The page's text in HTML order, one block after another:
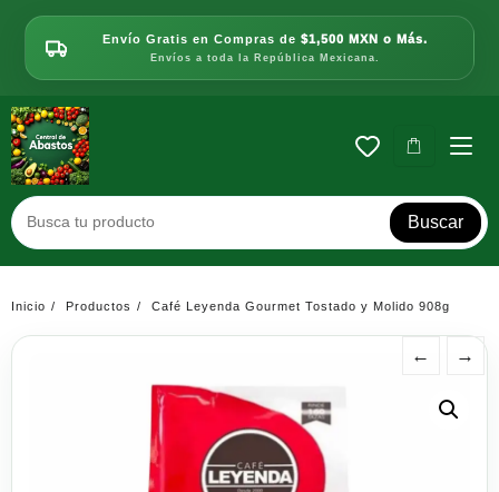
contenido
Envío Gratis en Compras de $1,500 MXN o Más.
Envíos a toda la República Mexicana.
Buscar
Inicio Productos Café Leyenda Gourmet Tostado y Molido 908g
← →